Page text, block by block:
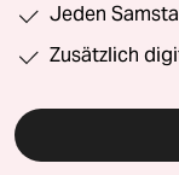
Jeden
Zusätzlich